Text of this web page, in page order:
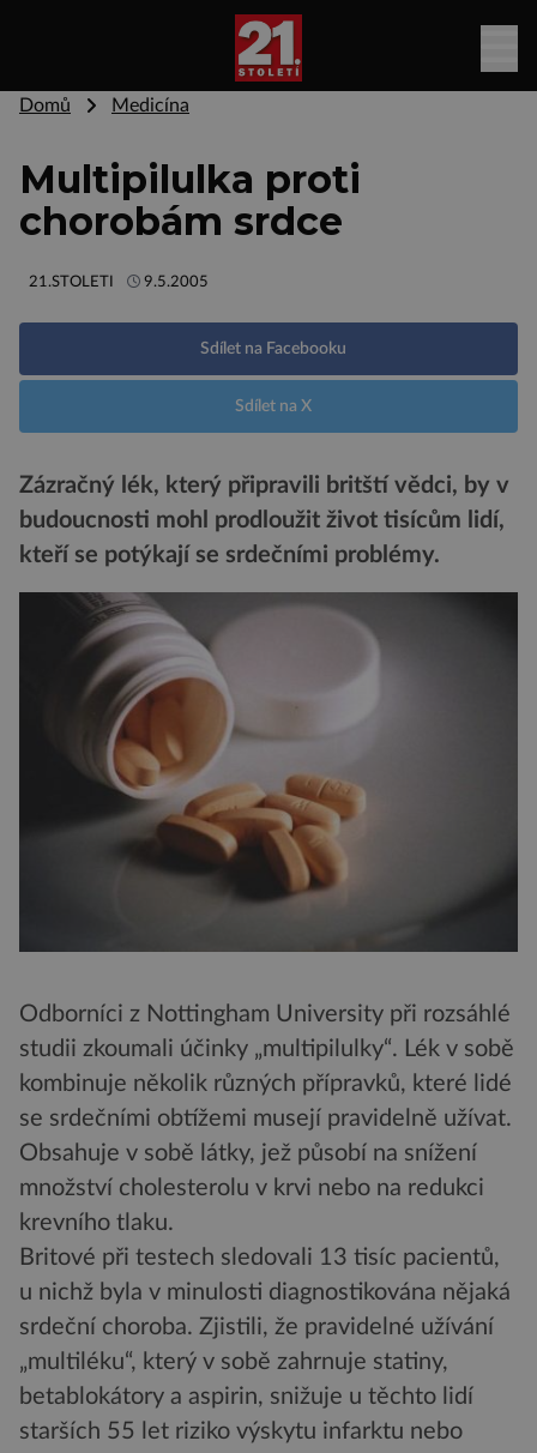
Domů Medicína
Multipilulka proti
chorobám srdce
21.STOLETI 9.5.2005
Sdílet na Facebooku
Sdílet na X
Zázračný lék, který připravili britští vědci, by v
budoucnosti mohl prodloužit život tisícům lidí,
kteří se potýkají se srdečními problémy.
Odborníci z Nottingham University při rozsáhlé
studii zkoumali účinky „multipilulky“. Lék v sobě
kombinuje několik různých přípravků, které lidé
se srdečními obtížemi musejí pravidelně užívat.
Obsahuje v sobě látky, jež působí na snížení
množství cholesterolu v krvi nebo na redukci
krevního tlaku.
Britové při testech sledovali 13 tisíc pacientů,
u nichž byla v minulosti diagnostikována nějaká
srdeční choroba. Zjistili, že pravidelné užívání
„multiléku“, který v sobě zahrnuje statiny,
betablokátory a aspirin, snižuje u těchto lidí
starších 55 let riziko výskytu infarktu nebo